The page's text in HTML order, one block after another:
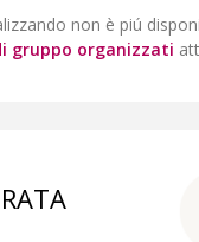
non è piú
gruppo organizzati